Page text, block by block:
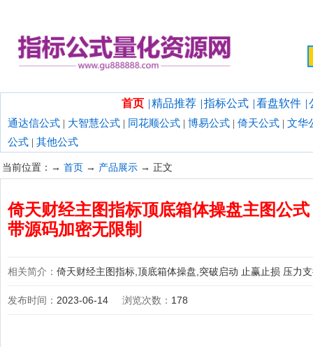
首页 | 精品推荐 | 指标公式 | 看盘软件 |
通达信公式 | 大智慧公式 | 同花顺公式 | 博易公式 | 倚天公式 | 文华
公式 | 其他公式
当前位置：→ 首页 → 产品展示 → 正文
倚天财经主图指标顶底箱体操盘主图公
带源码加密无限制
相关简介： 倚天财经主图指标,顶底箱体操盘,突破启动 止赢止损 压力
发布时间： 2023-06-14 浏览次数： 178